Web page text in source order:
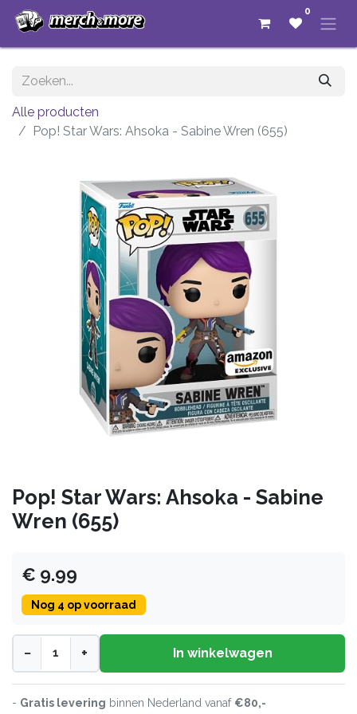
0
Alle producten
Pop! Star Wars: Ahsoka - Sabine Wren (655)
Pop! Star Wars: Ahsoka - Sabine
Wren (655)
€ 9.99
Nog 4 op voorraad
− + In winkelwagen
- Gratis levering binnen Nederland vanaf €80,-